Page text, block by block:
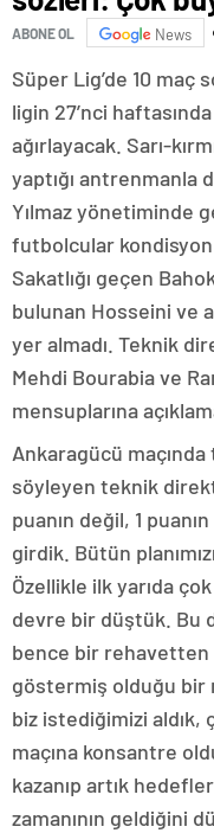
ABONE OL News
Süper Lig’de 10 maç
ligin 27’nci
ağırlayacak. Sarı-
yaptığı
Yılmaz yönetiminde
futbolcular kondisyon
Sakatlığı geçen
bulunan Hosseini ve
yer almadı. Teknik
Mehdi Bourabia ve
mensuplarına
Ankaragücü
söyleyen teknik
puanın değil, 1
girdik. Bütün
Özellikle ilk yarıda
devre bir düştük. Bu
bence bir rehavetten
göstermiş olduğu bir
biz istediğimizi aldık,
maçına konsantre
kazanıp artık
zamanının geldiğini